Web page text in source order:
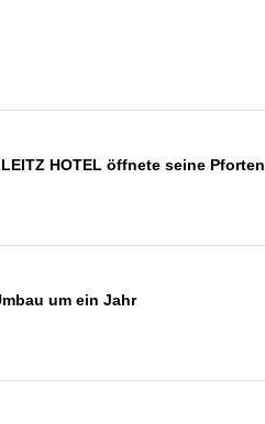
HOTEL öffnete seine Pforten
um ein Jahr